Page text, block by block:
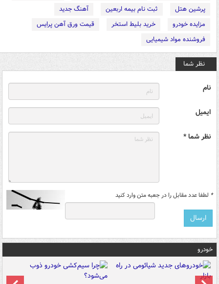
پرشین هتل
ثبت نام بیمه اربعین
آهنگ جدید
مزایده خودرو
خرید بلیط استخر
قیمت ورق آهن پرایس
فروشنده مواد شیمیایی
نظر شما
نام
ایمیل
نظر شما *
* لطفا عدد مقابل را در جعبه متن وارد کنید
خودرو